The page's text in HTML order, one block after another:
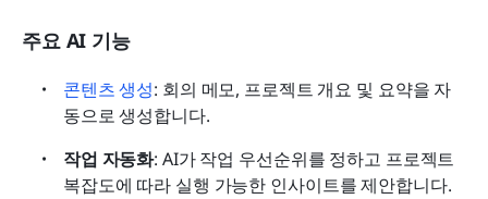
주요 AI 기능
콘텐츠 생성: 회의 메모, 프로젝트 개요 및 요약을 자
동으로 생성합니다.
작업 자동화: AI가 작업 우선순위를 정하고 프로젝트
복잡도에 따라 실행 가능한 인사이트를 제안합니다.